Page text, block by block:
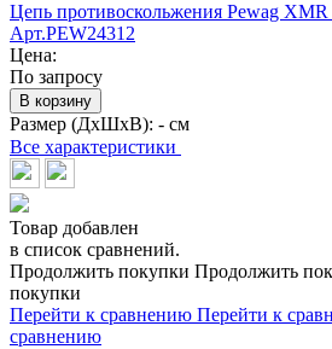
Цепь противоскольжения Pewag
Арт.PEW24312
Цена:
По запросу
В корзину
Размер (ДхШхВ): - см
Все характеристики
Товар добавлен
в список сравнений.
Продолжить покупки Продолжить
покупки
Перейти к сравнению Перейти к
сравнению